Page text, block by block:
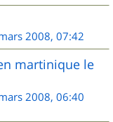
2008, 07:42
martinique le
2008, 06:40